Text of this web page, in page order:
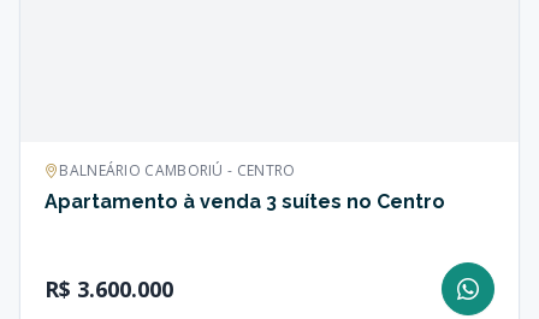
BALNEÁRIO CAMBORIÚ - CENTRO
Apartamento à venda 3 suítes no Centro
R$ 3.600.000